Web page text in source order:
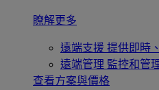
瞭解更多
遠端支援 提供即時
遠端管理 監控和管
查看方案與價格